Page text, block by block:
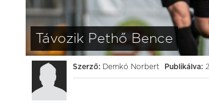
Távozik Pethő Bence
Szerző: Demkó Norbert Publikálva:
augusztus 01.